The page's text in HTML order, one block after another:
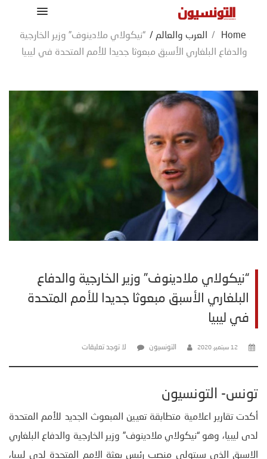
Home
/ العرب والعالم / “نيكولاي ملادينوف” وزير الخارجية
والدفاع البلغاري الأسبق مبعوثا جديدا للأمم المتحدة في ليبيا
“نيكولاي ملادينوف” وزير الخارجية والدفاع
البلغاري الأسبق مبعوثا جديدا للأمم المتحدة
في ليبيا
12 سبتمبر، 2020 التونسيون لا توجد تعليقات
تونس- التونسيون
أكدت تقارير اعلامية متطابقة تعيين المبعوث الجديد للأمم المتحدة
لدى ليبيا، وهو “نيكولاي ملادينوف” وزير الخارجية والدفاع البلغاري
الاسبق الذي سيتولي منصب رئيس بعثة الامم المتحدة لدى ليبيا،